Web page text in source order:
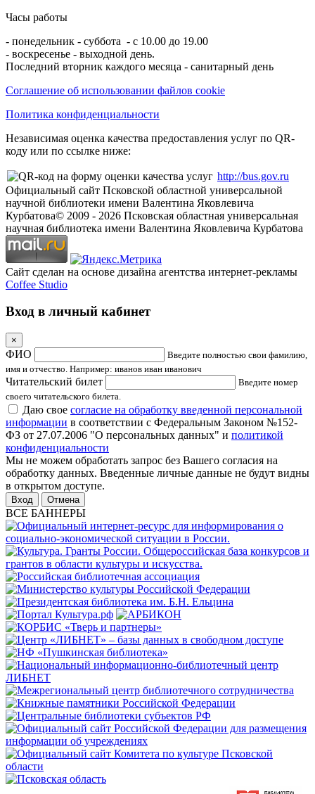
Часы работы
- понедельник - суббота - с 10.00 до 19.00
- воскресенье - выходной день.
Последний вторник каждого месяца - санитарный день
Соглашение об использовании файлов cookie
Политика конфиденциальности
Независимая оценка качества предоставления услуг по QR-
коду или по ссылке ниже:
http://bus.gov.ru
Официальный сайт Псковской областной универсальной
научной библиотеки имени Валентина Яковлевича
Курбатова© 2009 - 2026 Псковская областная универсальная
научная библиотека имени Валентина Яковлевича Курбатова
Сайт сделан на основе дизайна агентства интернет-рекламы
Coffee Studio
Вход в личный кабинет
×
ФИО
Введите полностью свои фамилию,
имя и отчество. Например: иванов иван иванович
Читательский билет
Введите номер
своего читательского билета.
Даю свое согласие на обработку введенной персональной
информации в соответствии с Федеральным Законом №152-
ФЗ от 27.07.2006 "О персональных данных" и политикой
конфиденциальности
Мы не можем обработать запрос без Вашего согласия на
обработку данных. Введенные личные данные не будут видны
в открытом доступе.
Отмена
ВСЕ БАННЕРЫ